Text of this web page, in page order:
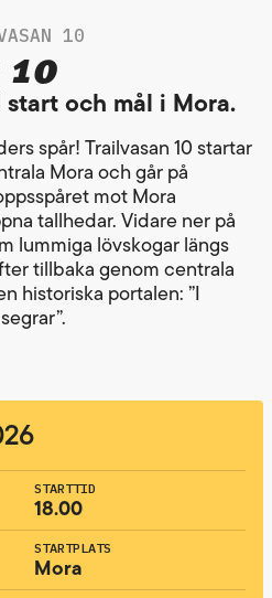
10
och mål i Mora.
spår! Trailvasan 10 startar
Mora och går på
mot Mora
tallhedar. Vidare ner på
lummiga lövskogar längs
tillbaka genom centrala
historiska portalen: ”I
STARTTID
18.00
STARTPLATS
Mora